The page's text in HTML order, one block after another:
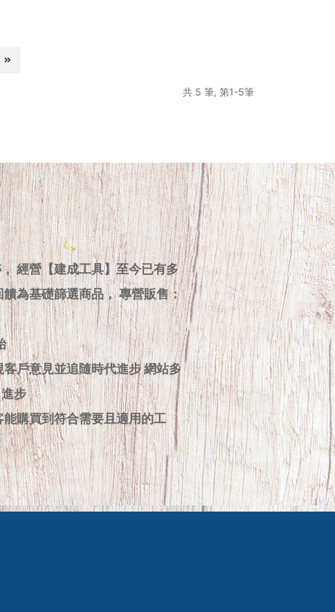
共 5 筆, 第1-5筆
經營【建成工具】至今已有多
為基礎篩選商品， 專營販售：
戶意見並追隨時代進步 網站多
步
購買到符合需要且適用的工